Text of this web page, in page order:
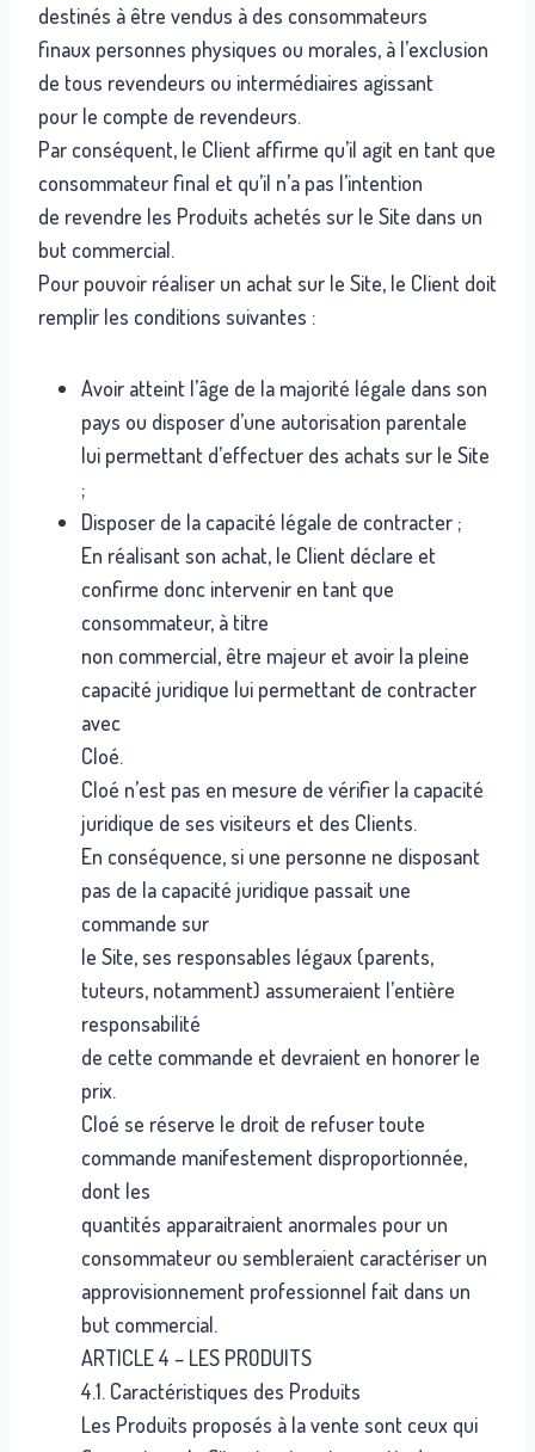
destinés à être vendus à des consommateurs
finaux personnes physiques ou morales, à l’exclusion
de tous revendeurs ou intermédiaires agissant
pour le compte de revendeurs.
Par conséquent, le Client affirme qu’il agit en tant que
consommateur final et qu’il n’a pas l’intention
de revendre les Produits achetés sur le Site dans un
but commercial.
Pour pouvoir réaliser un achat sur le Site, le Client doit
remplir les conditions suivantes :
Avoir atteint l’âge de la majorité légale dans son
pays ou disposer d’une autorisation parentale
lui permettant d’effectuer des achats sur le Site
;
Disposer de la capacité légale de contracter ;
En réalisant son achat, le Client déclare et
confirme donc intervenir en tant que
consommateur, à titre
non commercial, être majeur et avoir la pleine
capacité juridique lui permettant de contracter
avec
Cloé.
Cloé n’est pas en mesure de vérifier la capacité
juridique de ses visiteurs et des Clients.
En conséquence, si une personne ne disposant
pas de la capacité juridique passait une
commande sur
le Site, ses responsables légaux (parents,
tuteurs, notamment) assumeraient l’entière
responsabilité
de cette commande et devraient en honorer le
prix.
Cloé se réserve le droit de refuser toute
commande manifestement disproportionnée,
dont les
quantités apparaitraient anormales pour un
consommateur ou sembleraient caractériser un
approvisionnement professionnel fait dans un
but commercial.
ARTICLE 4 – LES PRODUITS
4.1. Caractéristiques des Produits
Les Produits proposés à la vente sont ceux qui